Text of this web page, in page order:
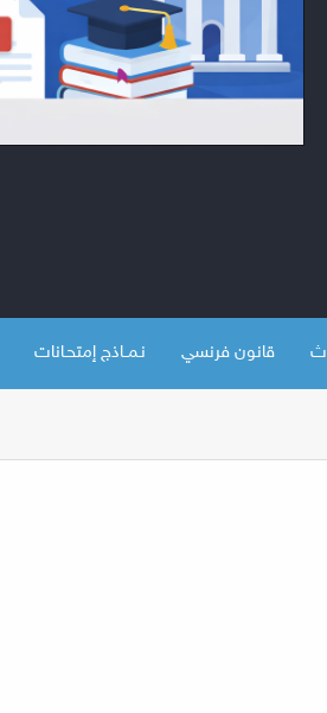
قانون فرنسي نـمــاذج إمتحـانات